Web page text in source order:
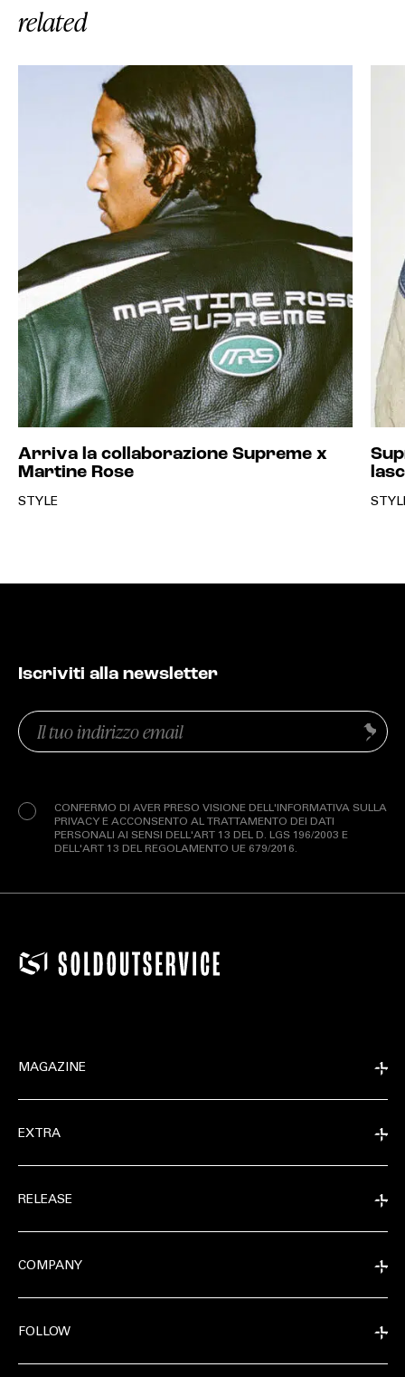
related
Arriva la collaborazione Supreme x
Martine Rose
STYLE
Iscriviti alla newsletter
Email
(Obbligatorio)
CONFERMO DI AVER PRESO VISIONE DELL'INFORMATIVA SULLA
PRIVACY E ACCONSENTO AL TRATTAMENTO DEI DATI
PERSONALI AI SENSI DELL'ART 13 DEL D. LGS 196/2003 E
DELL'ART 13 DEL REGOLAMENTO UE 679/2016.
Invia
MAGAZINE
EXTRA
RELEASE
COMPANY
FOLLOW